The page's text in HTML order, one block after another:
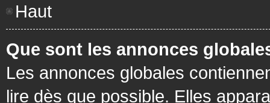
Haut
Que sont les annonces
Les annonces globales
lire dès que possible. Elles